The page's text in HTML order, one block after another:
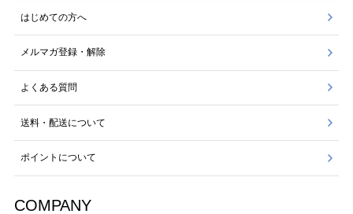
はじめての方へ
メルマガ登録・解除
よくある質問
送料・配送について
ポイントについて
COMPANY